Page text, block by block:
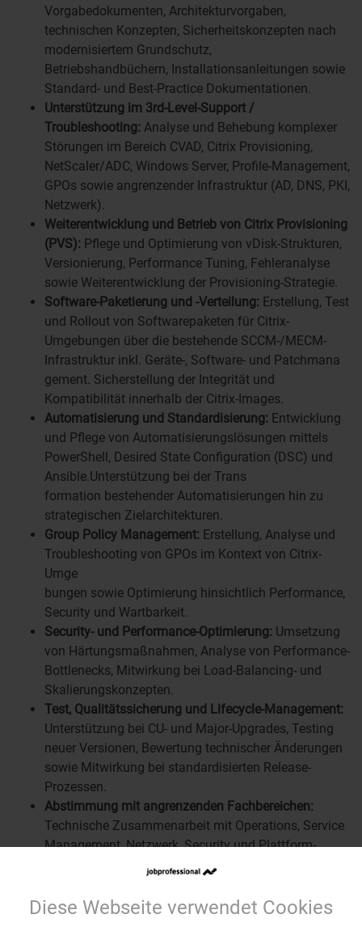
Diese Webseite verwendet Cookies
Vorgabedokumenten, Architekturvorgaben,
technischen Konzepten, Sicherheitskonzepten nach
modernisiertem Grundschutz,
Betriebshandbüchern, Installationsanleitungen sowie
Standard- und Best-Practice Dokumentationen.
Unterstützung im 3rd-Level-Support /
Troubleshooting: Analyse und Behebung komplexer
Störungen im Bereich CVAD, Citrix Provisioning,
NetScaler/ADC, Windows Server, Profile-Management,
GPOs sowie angrenzender Infrastruktur (AD, DNS, PKI,
Netzwerk).
Weiterentwicklung und Betrieb von Citrix Provisioning
(PVS): Pflege und Optimierung von vDisk-Strukturen,
Versionierung, Performance Tuning, Fehleranalyse
sowie Weiterentwicklung der Provisioning-Strategie.
Software-Paketierung und -Verteilung: Erstellung, Test
und Rollout von Softwarepaketen für Citrix-
Umgebungen über die bestehende SCCM-/MECM-
Infrastruktur inkl. Geräte-, Software- und Patchmana
gement. Sicherstellung der Integrität und
Kompatibilität innerhalb der Citrix-Images.
Automatisierung und Standardisierung: Entwicklung
und Pflege von Automatisierungslösungen mittels
PowerShell, Desired State Configuration (DSC) und
Ansible.Unterstützung bei der Trans
formation bestehender Automatisierungen hin zu
strategischen Zielarchitekturen.
Group Policy Management: Erstellung, Analyse und
Troubleshooting von GPOs im Kontext von Citrix-
Umge
bungen sowie Optimierung hinsichtlich Performance,
Security und Wartbarkeit.
Security- und Performance-Optimierung: Umsetzung
von Härtungsmaßnahmen, Analyse von Performance-
Bottlenecks, Mitwirkung bei Load-Balancing- und
Skalierungskonzepten.
Test, Qualitätssicherung und Lifecycle-Management:
Unterstützung bei CU- und Major-Upgrades, Testing
neuer Versionen, Bewertung technischer Änderungen
sowie Mitwirkung bei standardisierten Release-
Prozessen.
Abstimmung mit angrenzenden Fachbereichen:
Technische Zusammenarbeit mit Operations, Service
Management, Netzwerk, Security und Plattform-
Teams im Rahmen von Projekten und